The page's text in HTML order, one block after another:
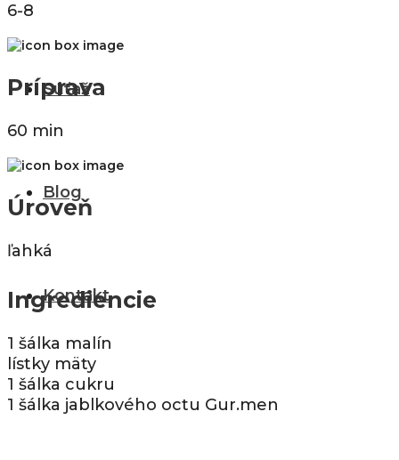
Súťaž
Blog
Kontakt
6-8
Príprava
60 min
Úroveň
ľahká
Ingrediencie
1 šálka malín
lístky mäty
1 šálka cukru
1 šálka jablkového octu Gur.men